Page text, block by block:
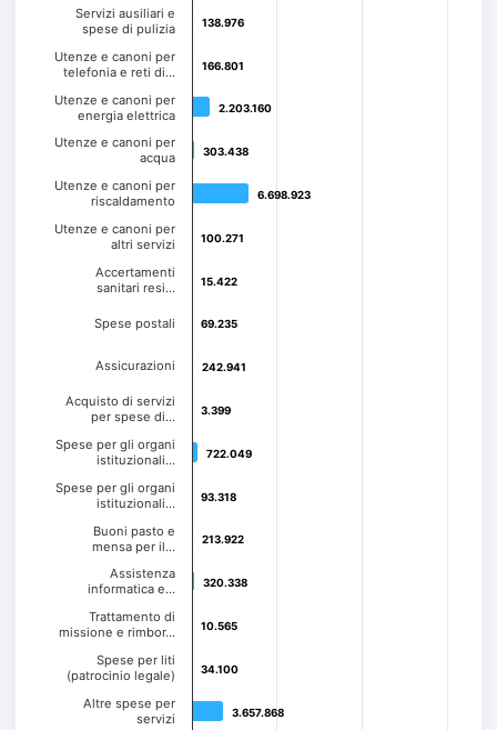
138.976
138.976
166.801
166.801
2.203.160
2.203.160
303.438
303.438
6.698.923
6.698.923
100.271
100.271
15.422
15.422
69.235
69.235
242.941
242.941
3.399
3.399
722.049
722.049
93.318
93.318
213.922
213.922
320.338
320.338
10.565
10.565
34.100
34.100
3.657.868
3.657.868
Servizi ausiliari e
spese di pulizia
Utenze e canoni per
telefonia e reti di…
Utenze e canoni per
energia elettrica
Utenze e canoni per
acqua
Utenze e canoni per
riscaldamento
Utenze e canoni per
altri servizi
Accertamenti
sanitari resi…
Spese postali
Assicurazioni
Acquisto di servizi
per spese di…
Spese per gli organi
istituzionali…
Spese per gli organi
istituzionali…
Buoni pasto e
mensa per il…
Assistenza
informatica e…
Trattamento di
missione e rimbor…
Spese per liti
(patrocinio legale)
Altre spese per
servizi